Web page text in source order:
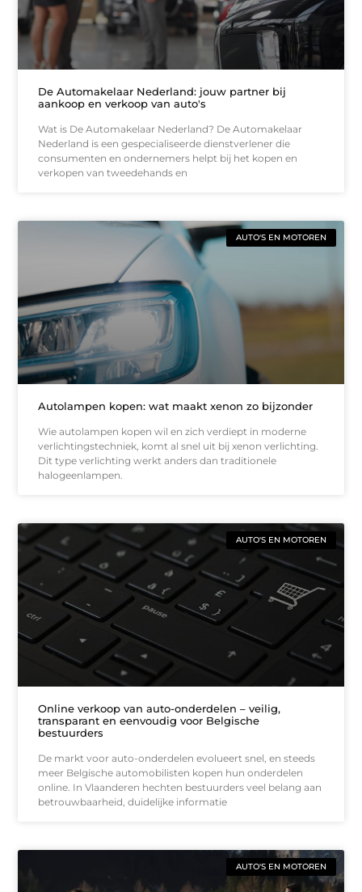
De Automakelaar Nederland: jouw partner bij
aankoop en verkoop van auto's
Wat is De Automakelaar Nederland? De Automakelaar
Nederland is een gespecialiseerde dienstverlener die
consumenten en ondernemers helpt bij het kopen en
verkopen van tweedehands en
AUTO'S EN MOTOREN
Autolampen kopen: wat maakt xenon zo bijzonder
Wie autolampen kopen wil en zich verdiept in moderne
verlichtingstechniek, komt al snel uit bij xenon verlichting.
Dit type verlichting werkt anders dan traditionele
halogeenlampen.
AUTO'S EN MOTOREN
Online verkoop van auto-onderdelen – veilig,
transparant en eenvoudig voor Belgische
bestuurders
De markt voor auto-onderdelen evolueert snel, en steeds
meer Belgische automobilisten kopen hun onderdelen
online. In Vlaanderen hechten bestuurders veel belang aan
betrouwbaarheid, duidelijke informatie
AUTO'S EN MOTOREN